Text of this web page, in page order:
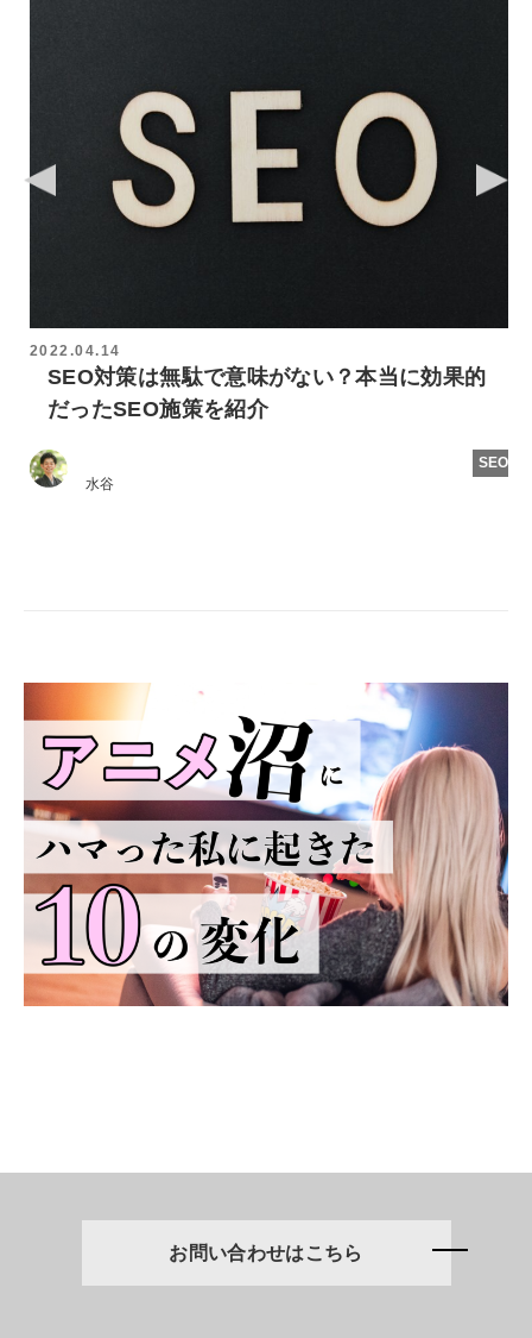
2022.04.14
SEO対策は無駄で意味がない？本当に効果的
だったSEO施策を紹介
SEO
水谷
お問い合わせはこちら